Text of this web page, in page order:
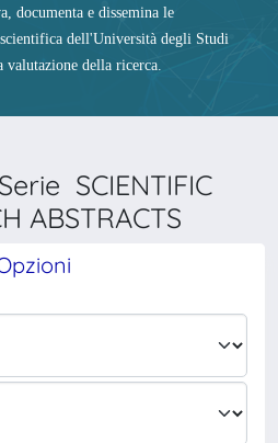
documenta e dissemina le
dell'Università degli Studi
della ricerca.
SCIENTIFIC
ABSTRACTS